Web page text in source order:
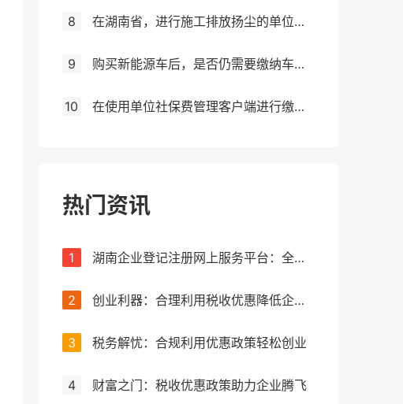
8 在湖南省，进行施工排放扬尘的单位应如何确定并计算其应纳环境保护税金额，涉及大气污染物排放的情况如何处理？
9 购买新能源车后，是否仍需要缴纳车船税？
10 在使用单位社保费管理客户端进行缴费时，如果提示缺少三方协议，应该如何处理？
热门资讯
1 湖南企业登记注册网上服务平台：全流程网上办理，让注册更简单
2 创业利器：合理利用税收优惠降低企业税负
3 税务解忧：合规利用优惠政策轻松创业
4 财富之门：税收优惠政策助力企业腾飞